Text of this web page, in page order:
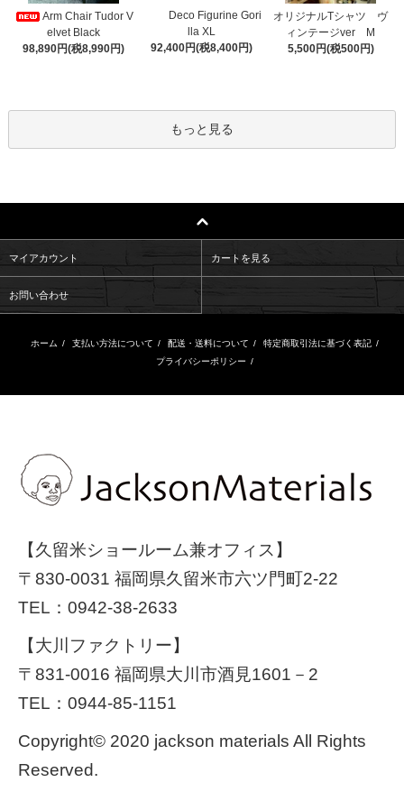
Arm Chair Tudor V
elvet Black
98,890円(税8,990円)
Deco Figurine Gori
lla XL
92,400円(税8,400円)
オリジナルTシャツ ヴ
ィンテージver M
5,500円(税500円)
もっと見る
マイアカウント カートを見る
お問い合わせ
ホーム / 支払い方法について / 配送・送料について / 特定商取引法に基づく表記 /
プライバシーポリシー /
【久留米ショールーム兼オフィス】
〒830-0031 福岡県久留米市六ツ門町2-22
TEL： 0942-38-2633
【大川ファクトリー】
〒831-0016 福岡県大川市酒見1601－2
TEL： 0944-85-1151
Copyright© 2020 jackson materials All Rights
Reserved.